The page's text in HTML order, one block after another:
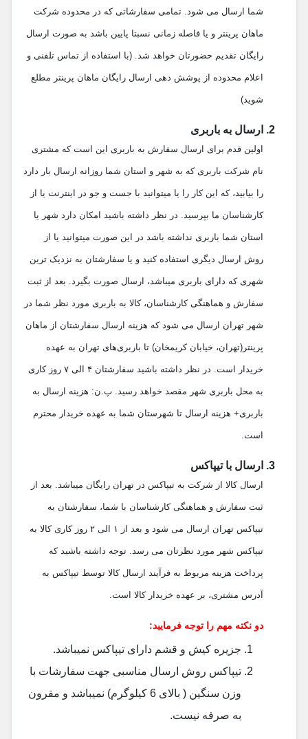
شما ارسال می شود. تمامی سفارشاتی که در محدوده شرکت
ماهان پرینتر و یا فاصله زمانی نسبتا پایین باشد به صورت ارسال
رایگان تقدیم حضورتان خواهد شد. (با استفاده از تماس تلفنی و
اعلام محدوده از پوشش دهی ارسال رایگان ماهان پرینتر مطلع
شوید)
ارسال به باربری
اولین قدم برای ارسال سفارش به باربری این است که مشتری
نام شرکت باربری که به شهر و استان شما روزانه ارسال بار دارد
را بیابید، که این کار را یا میتوانید با جست و جو در اینترنت یا از
کارشناسان ما بپرسید. در نظر داشته باشید امکان دارد شهر یا
استان شما باربری نداشته باشد در این صورت میتوانید یا از
روش ارسال دیگری استفاده کنید و یا سفارشتان به نزدیک ترین
شهری که دارای باربری میباشد، ارسال صورت بگیرد. بعد از ثبت
سفارش و هماهنگی کارشناسان، کالا به باربری‌ مورد نظر شما در
شهر تهران ارسال می شود که هزینه ارسال سفارشتان از ماهان
پرینتر(تهران، خیابان کریمخان) تا باربری‌های تهران به عهده
خریدار است. در نظر داشته باشید سفارشتان ۴ الی ۷ روز کاری
به محل باربری شهر مقصد خواهد رسید. پ.ن: هزینه ارسال به
باربری+ هزینه ارسال تا شهرستان شما به عهده خریدار محترم
است.
ارسال با تیپاکس
ارسال کالا از شرکت به تیپاکس در تهران رایگان میباشد. بعد از
ثبت سفارش و هماهنگی کارشناسان با شما، سفارشتان به
تیپاکس تهران ارسال می شود و بعد از ۱ الی ۲ روز کاری کالا به
تیپاکس شهر مورد نظرتان می رسد. توجه داشته باشید که
پرداخت هزینه مربوط به فرآیند ارسال کالا توسط تیپاکس به
آدرس مشتری، بر عهده خریدار کالا است.
دو نکته مهم را توجه فرمایید:
جزیره کیش و قشم دارای تیپاکس نمیباشد.
تیپاکس روش ارسال مناسبی جهت سفارشات با
وزن سنگین ( بالای 6 کیلوگرم) نمیباشد و مقرون
به صرفه نیست.